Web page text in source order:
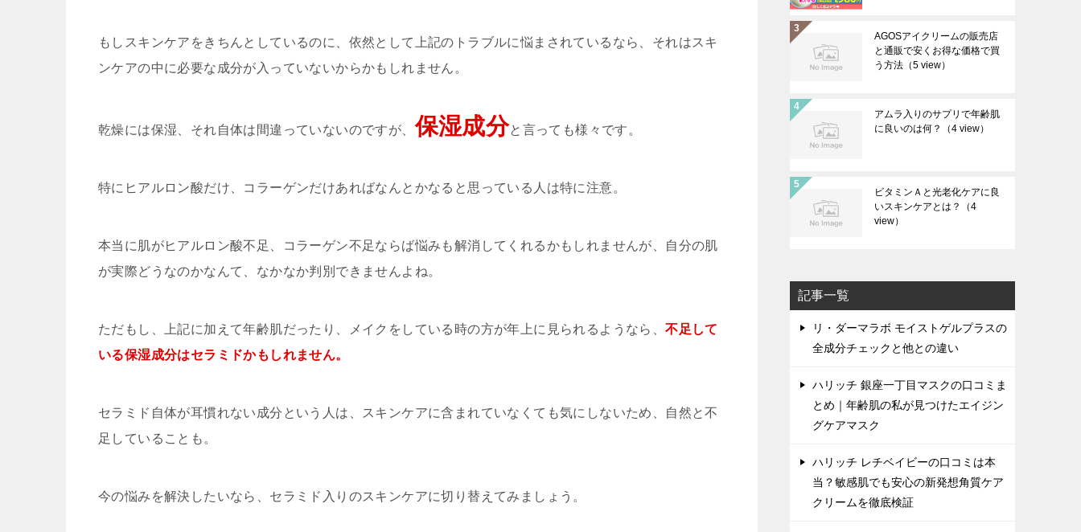
もしスキンケアをきちんとしているのに、依然として上記のトラブルに悩まされているなら、それはスキ
ンケアの中に必要な成分が入っていないからかもしれません。
乾燥には保湿、それ自体は間違っていないのですが、保湿成分と言っても様々です。
特にヒアルロン酸だけ、コラーゲンだけあればなんとかなると思っている人は特に注意。
本当に肌がヒアルロン酸不足、コラーゲン不足ならば悩みも解消してくれるかもしれませんが、自分の肌
が実際どうなのかなんて、なかなか判別できませんよね。
ただもし、上記に加えて年齢肌だったり、メイクをしている時の方が年上に見られるようなら、不足して
いる保湿成分はセラミドかもしれません。
セラミド自体が耳慣れない成分という人は、スキンケアに含まれていなくても気にしないため、自然と不
足していることも。
今の悩みを解決したいなら、セラミド入りのスキンケアに切り替えてみましょう。
AGOSアイクリームの販売店
と通販で安くお得な価格で買
う方法 （5 view）
アムラ入りのサプリで年齢肌
に良いのは何？
（4 view）
ビタミンＡと光老化ケアに良
いスキンケアとは？
（4
view）
記事一覧
リ・ダーマラボ モイストゲルプラスの
全成分チェックと他との違い
ハリッチ 銀座一丁目マスクの口コミま
とめ｜年齢肌の私が見つけたエイジン
グケアマスク
ハリッチ レチベイビーの口コミは本
当？敏感肌でも安心の新発想角質ケア
クリームを徹底検証